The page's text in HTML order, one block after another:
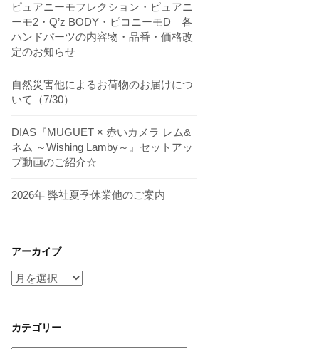
ピュアニーモフレクション・ピュアニ
ーモ2・Q’z BODY・ピコニーモD 各
ハンドパーツの内容物・品番・価格改
定のお知らせ
自然災害他によるお荷物のお届けにつ
いて（7/30）
DIAS『MUGUET × 赤いカメラ レム&
ネム ～Wishing Lamby～』セットアッ
プ動画のご紹介☆
2026年 弊社夏季休業他のご案内
アーカイブ
ア
イ
ブ
カテゴリー